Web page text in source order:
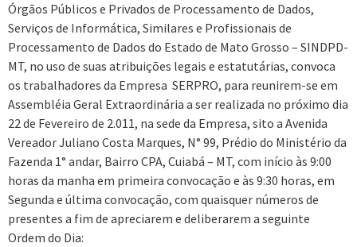
Órgãos Públicos e Privados de Processamento de Dados,
Serviços de Informática, Similares e Profissionais de
Processamento de Dados do Estado de Mato Grosso – SINDPD-
MT, no uso de suas atribuições legais e estatutárias, convoca
os trabalhadores da Empresa SERPRO, para reunirem-se em
Assembléia Geral Extraordinária a ser realizada no próximo dia
22 de Fevereiro de 2.011, na sede da Empresa, sito a Avenida
Vereador Juliano Costa Marques, N° 99, Prédio do Ministério da
Fazenda 1° andar, Bairro CPA, Cuiabá – MT, com início às 9:00
horas da manha em primeira convocação e às 9:30 horas, em
Segunda e última convocação, com quaisquer números de
presentes a fim de apreciarem e deliberarem a seguinte
Ordem do Dia: